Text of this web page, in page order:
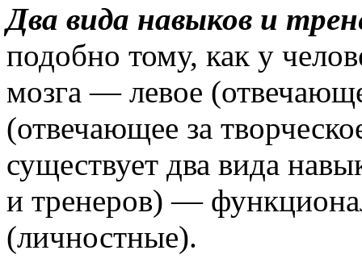
Два вида навыков и
подобно тому, как у
мозга — левое
(отвечающее за
существует два вида
и тренеров) —
(личностные).